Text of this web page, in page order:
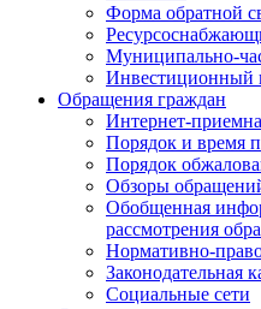
Форма обратной
Муниципально-
Инвестиционный
Обращения граждан
Интернет-
Порядок и время
Порядок
Обзоры
Обобщенная
рассмотрения
Нормативно-
Законодательная
Социальные сети